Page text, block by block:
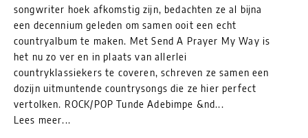
songwriter hoek afkomstig zijn, bedachten ze al bijna
een decennium geleden om samen ooit een echt
countryalbum te maken. Met Send A Prayer My Way is
het nu zo ver en in plaats van allerlei
countryklassiekers te coveren, schreven ze samen een
dozijn uitmuntende countrysongs die ze hier perfect
vertolken. ROCK/POP Tunde Adebimpe &nd...
Lees meer...